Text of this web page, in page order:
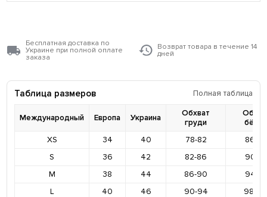
Бесплатная доставка по
Украине при полной оплате
заказа
Возврат товара в течение 14
дней
Таблица размеров Полная таблица
Международный Европа Украина
Обхват
груди
XS
34 40 78-82
86-
S
36 42 82-86
90-
M
38 44 86-90
94-
L
40 46 90-94
98-